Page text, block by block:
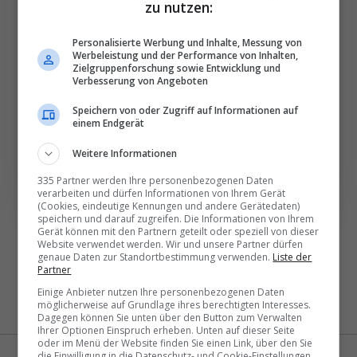
besten News direkt in
Täglich oder wöchentlich, mit mehr Insights oder
weniger. Bei Travel­news haben Sie die Wahl.
zu nutzen:
Personalisierte Werbung und Inhalte, Messung von
Werbeleistung und der Performance von Inhalten,
Zielgruppenforschung sowie Entwicklung und
Verbesserung von Angeboten
Speichern von oder Zugriff auf Informationen auf
einem Endgerät
Weitere Informationen
335 Partner werden Ihre personenbezogenen Daten
verarbeiten und dürfen Informationen von Ihrem Gerät
(Cookies, eindeutige Kennungen und andere Gerätedaten)
speichern und darauf zugreifen. Die Informationen von Ihrem
Gerät können mit den Partnern geteilt oder speziell von dieser
Website verwendet werden. Wir und unsere Partner dürfen
genaue Daten zur Standortbestimmung verwenden. Liste der
Partner
Einige Anbieter nutzen Ihre personenbezogenen Daten
möglicherweise auf Grundlage ihres berechtigten Interesses.
Dagegen können Sie unten über den Button zum Verwalten
Ihrer Optionen Einspruch erheben. Unten auf dieser Seite
oder im Menü der Website finden Sie einen Link, über den Sie